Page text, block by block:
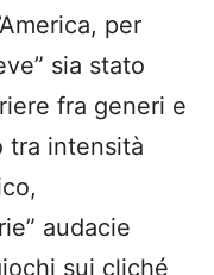
per
sia stato
fra generi e
tra intensità
audacie
sui cliché